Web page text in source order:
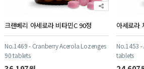
크랜베리 아세로라 비타민C 90정
No.1469 - Cranberry Acerola Lozenges
90 tablets
아세로라
No.1453 -
tablets